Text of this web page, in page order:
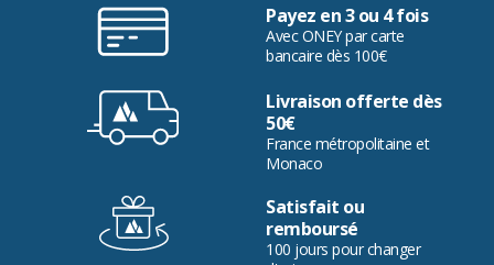
Payez en 3 ou 4 fois
Avec ONEY par carte
bancaire dès 100€
Livraison offerte dès
50€
France métropolitaine et
Monaco
Satisfait ou
remboursé
100 jours pour changer